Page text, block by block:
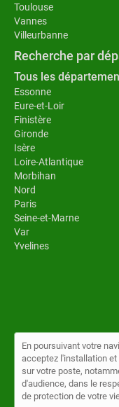
Toulouse
Vannes
Villeurbanne
Recherche par
Tous les
Essonne
Eure-et-Loir
Finistère
Gironde
Isère
Loire-Atlantique
Morbihan
Nord
Paris
Seine-et-Marne
Var
Yvelines
© Toiture au top 2026 |
Conditions générales
Cet annuaire a été
En poursuivant votre
acceptez l'installation
sur votre poste,
d'audience, dans le
de protection de votre